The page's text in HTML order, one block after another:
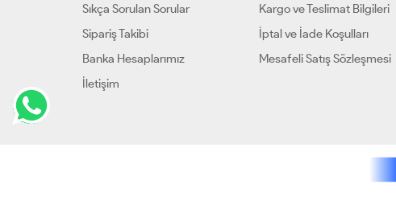
Sıkça Sorulan Sorular
Sipariş Takibi
Banka Hesaplarımız
İletişim
Kargo ve Teslimat Bilgileri
İptal ve İade Koşulları
Mesafeli Satış Sözleşmesi